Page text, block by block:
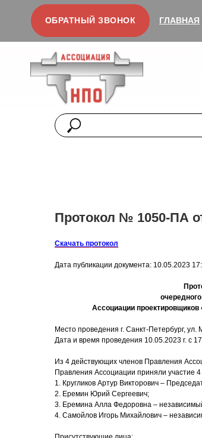
ГЛАВНАЯ
ОБРАТНЫЙ ЗВОНОК
Протокол № 1050-ПА
Скачать протокол
Дата публикации документа: 10.05.2023
Ассоциации
Место проведения г. Санкт-Петербург,
Дата и время проведения 10.05.2023 г. с
Из 4 действующих членов Правления
Правления Ассоциации приняли участие
1. Кругликов Артур Викторович –
2. Еремин Юрий Сергеевич;
3. Еремина Алла Федоровна –
4. Самойлов Игорь Михайлович –